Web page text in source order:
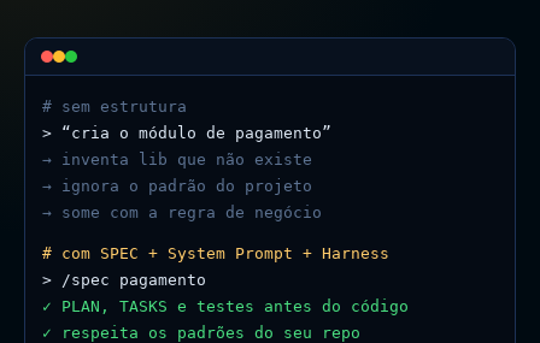
# sem estrutura
> “cria o módulo de pagamento”
→ inventa lib que não existe
→ ignora o padrão do projeto
→ some com a regra de negócio
# com SPEC + System Prompt + Harness
> /spec pagamento
✓ PLAN, TASKS e testes antes do código
✓ respeita os padrões do seu repo